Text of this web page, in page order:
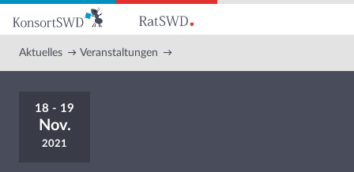
Hauptinhalt
Aktuelles Veranstaltungen
18 - 19
Nov.
2021